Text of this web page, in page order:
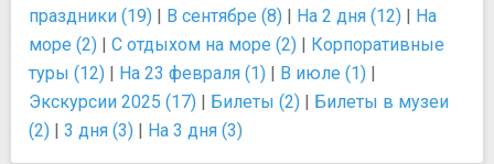
праздники (19) | В сентябре (8) | На 2 дня (12) | На
море (2) | С отдыхом на море (2) | Корпоративные
туры (12) | На 23 февраля (1) | В июле (1) |
Экскурсии 2025 (17) | Билеты (2) | Билеты в музеи
(2) | 3 дня (3) | На 3 дня (3)